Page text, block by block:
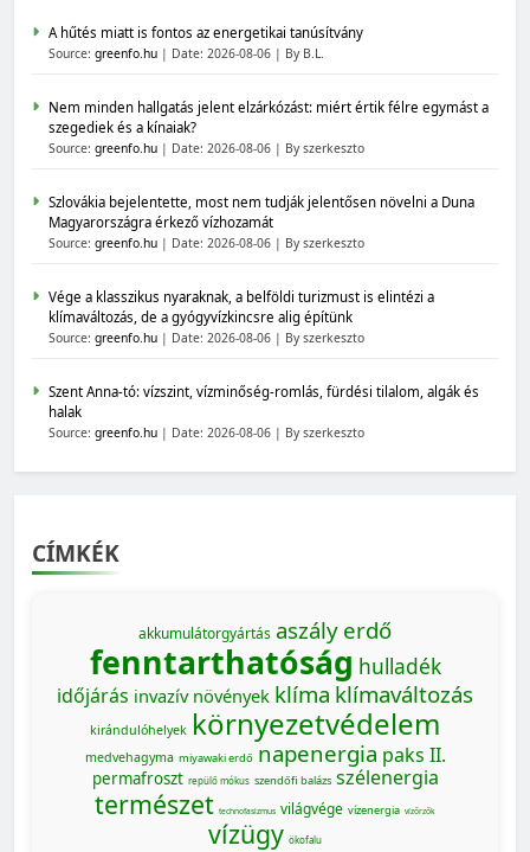
A hűtés miatt is fontos az energetikai tanúsítvány
Source: greenfo.hu Date: 2026-08-06 By B.L.
Nem minden hallgatás jelent elzárkózást: miért értik félre egymást a
szegediek és a kínaiak?
Source: greenfo.hu Date: 2026-08-06 By szerkeszto
Szlovákia bejelentette, most nem tudják jelentősen növelni a Duna
Magyarországra érkező vízhozamát
Source: greenfo.hu Date: 2026-08-06 By szerkeszto
Vége a klasszikus nyaraknak, a belföldi turizmust is elintézi a
klímaváltozás, de a gyógyvízkincsre alig építünk
Source: greenfo.hu Date: 2026-08-06 By szerkeszto
Szent Anna-tó: vízszint, vízminőség-romlás, fürdési tilalom, algák és
halak
Source: greenfo.hu Date: 2026-08-06 By szerkeszto
CÍMKÉK
akkumulátorgyártás aszály erdő
fenntarthatóság hulladék
időjárás invazív növények klíma klímaváltozás
kirándulóhelyek környezetvédelem
medvehagyma miyawaki erdő napenergia paks II.
permafroszt repülő mókus szendőfi balázs szélenergia
természet technofasizmus világvége vízenergia vízőrzők
vízügy ökofalu